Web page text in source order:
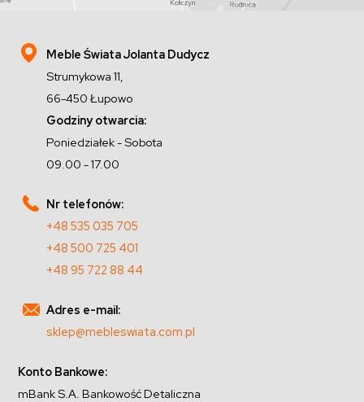
Meble Świata Jolanta Dudycz
Strumykowa 11,
66-450 Łupowo
Godziny otwarcia:
Poniedziałek - Sobota
09.00 - 17.00
Nr telefonów:
+48 535 035 705
+48 500 725 401
+48 95 722 88 44
Adres e-mail:
sklep@mebleswiata.com.pl
Konto Bankowe:
mBank S.A. Bankowość Detaliczna